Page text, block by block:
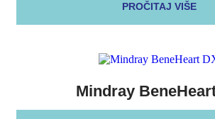
PROČITAJ VIŠE
Mindray